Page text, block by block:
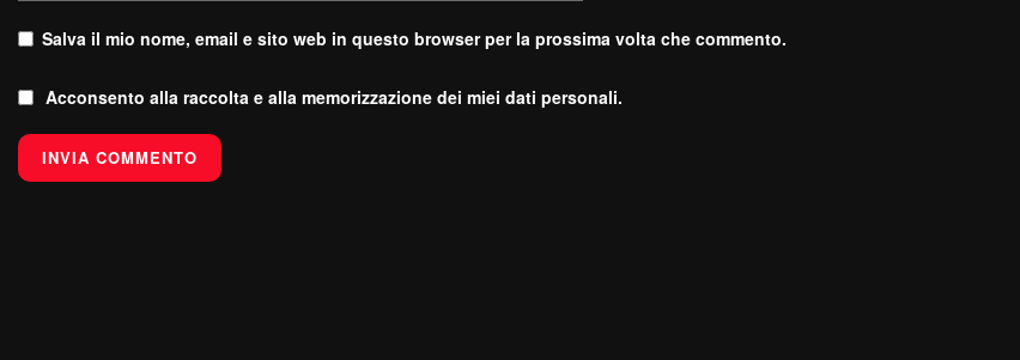
Salva il mio nome, email e sito web in questo browser per la prossima volta che commento.
Acconsento alla raccolta e alla memorizzazione dei miei dati personali.